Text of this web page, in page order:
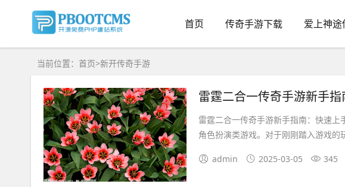
首页 传奇手游下载 爱上神途
当前位置： 首页>新开传奇手游
雷霆二合一传奇手游新手
雷霆二合一传奇手游新手指南：快速
角色扮演类游戏。对于刚刚踏入游戏的
admin 2025-03-05 345